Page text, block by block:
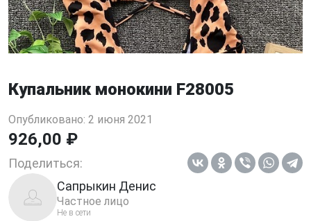
Купальник монокини F28005
Опубликовано: 2 июня 2021
926,00 ₽
Поделиться:
Сапрыкин Денис
Частное лицо
Не в сети